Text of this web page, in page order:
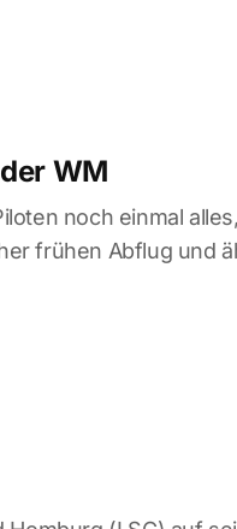
WM
noch einmal
frühen Abflug und